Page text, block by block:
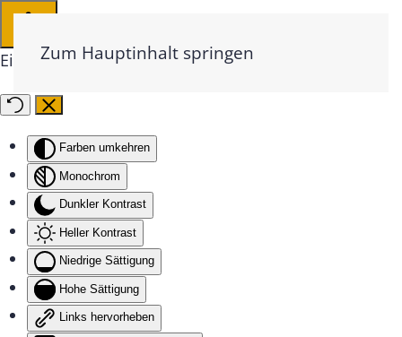
Eingabehilfen öffnen
Farben umkehren
Monochrom
Dunkler Kontrast
Heller Kontrast
Niedrige Sättigung
Hohe Sättigung
Links hervorheben
Zum Hauptinhalt springen